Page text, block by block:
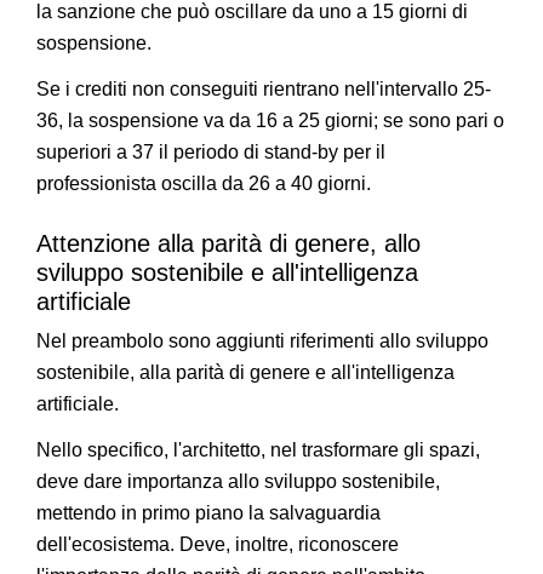
la sanzione che può oscillare da uno a 15 giorni di
sospensione.
Se i crediti non conseguiti rientrano nell'intervallo 25-
36, la sospensione va da 16 a 25 giorni; se sono pari o
superiori a 37 il periodo di stand-by per il
professionista oscilla da 26 a 40 giorni.
Attenzione alla parità di genere, allo
sviluppo sostenibile e all'intelligenza
artificiale
Nel preambolo sono aggiunti riferimenti allo sviluppo
sostenibile, alla parità di genere e all'intelligenza
artificiale.
Nello specifico, l'architetto, nel trasformare gli spazi,
deve dare importanza allo sviluppo sostenibile,
mettendo in primo piano la salvaguardia
dell'ecosistema. Deve, inoltre, riconoscere